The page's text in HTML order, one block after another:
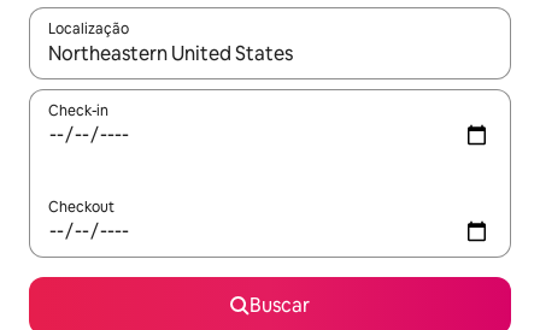
Localização
Quando os resultados estiverem disponíveis, explore-os
Check-in
Checkout
Buscar